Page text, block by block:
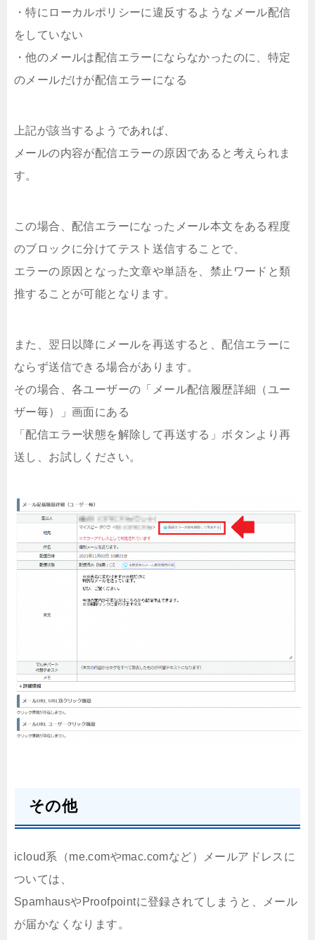
・特にローカルポリシーに違反するようなメール配信
をしていない
・他のメールは配信エラーにならなかったのに、特定
のメールだけが配信エラーになる
上記が該当するようであれば、
メールの内容が配信エラーの原因であると考えられま
す。
この場合、配信エラーになったメール本文をある程度
のブロックに分けてテスト送信することで、
エラーの原因となった文章や単語を、禁止ワードと類
推することが可能となります。
また、翌日以降にメールを再送すると、配信エラーに
ならず送信できる場合があります。
その場合、各ユーザーの「メール配信履歴詳細（ユー
ザー毎）」画面にある
「配信エラー状態を解除して再送する」ボタンより再
送し、お試しください。
その他
icloud系（me.comやmac.comなど）メールアドレスに
ついては、
SpamhausやProofpointに登録されてしまうと、メール
が届かなくなります。